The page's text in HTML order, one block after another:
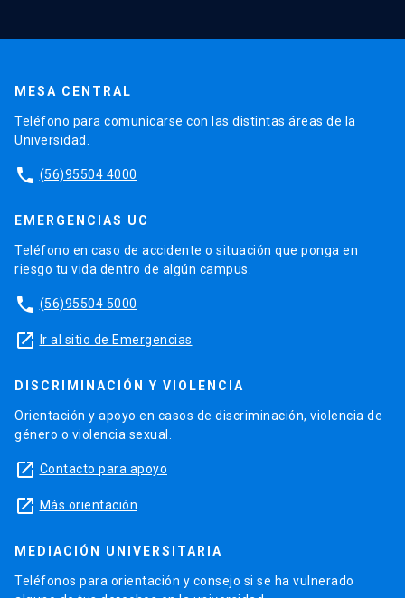
MESA CENTRAL
Teléfono para comunicarse con las distintas áreas de la
Universidad.
phone (56)95504 4000
EMERGENCIAS UC
Teléfono en caso de accidente o situación que ponga en
riesgo tu vida dentro de algún campus.
phone (56)95504 5000
launch Ir al sitio de Emergencias
DISCRIMINACIÓN Y VIOLENCIA
Orientación y apoyo en casos de discriminación, violencia de
género o violencia sexual.
launch Contacto para apoyo
launch Más orientación
MEDIACIÓN UNIVERSITARIA
Teléfonos para orientación y consejo si se ha vulnerado